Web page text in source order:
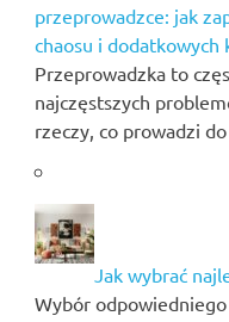
przeprowadzce: jak
chaosu i dodatkowych
Przeprowadzka to
najczęstszych
rzeczy, co prowadzi
Jak wybrać
Wybór